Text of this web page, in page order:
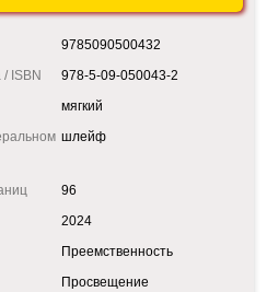
9785090500432
ISBN
978-5-09-050043-2
мягкий
шлейф
96
2024
Преемственность
Просвещение